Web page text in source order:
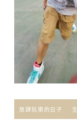
放肆玩樂的日子